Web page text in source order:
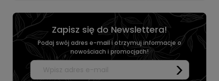
Zapisz się do Newslettera!
Podaj swój adres e-mail i otrzymuj informacje o
nowościach i promocjach!